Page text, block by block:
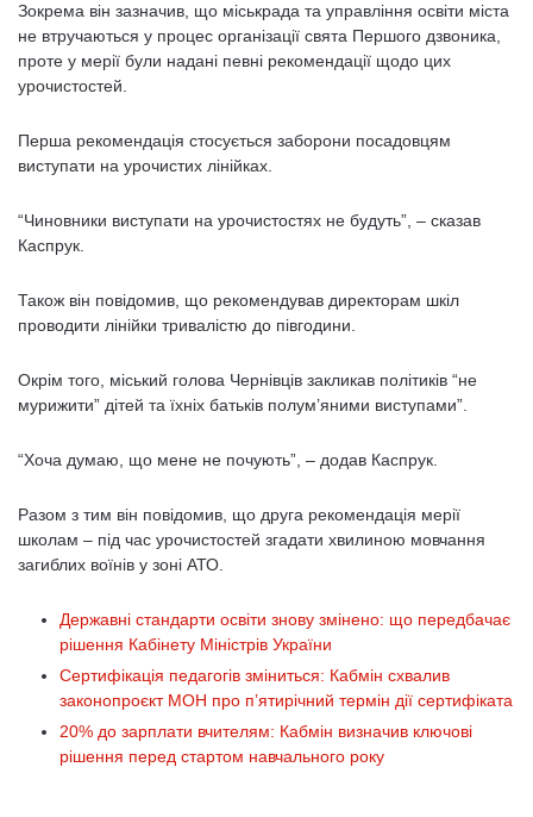
Зокрема він зазначив, що міськрада та управління освіти міста
не втручаються у процес організації свята Першого дзвоника,
проте у мерії були надані певні рекомендації щодо цих
урочистостей.
Перша рекомендація стосується заборони посадовцям
виступати на урочистих лінійках.
“Чиновники виступати на урочистостях не будуть”, – сказав
Каспрук.
Також він повідомив, що рекомендував директорам шкіл
проводити лінійки тривалістю до півгодини.
Окрім того, міський голова Чернівців закликав політиків “не
мурижити” дітей та їхніх батьків полум’яними виступами”.
“Хоча думаю, що мене не почують”, – додав Каспрук.
Разом з тим він повідомив, що друга рекомендація мерії
школам – під час урочистостей згадати хвилиною мовчання
загиблих воїнів у зоні АТО.
Державні стандарти освіти знову змінено: що передбачає
рішення Кабінету Міністрів України
Сертифікація педагогів зміниться: Кабмін схвалив
законопроєкт МОН про п’ятирічний термін дії сертифіката
20% до зарплати вчителям: Кабмін визначив ключові
рішення перед стартом навчального року